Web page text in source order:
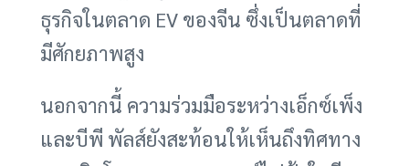
ธุรกิจในตลาด EV ของจีน ซึ่งเป็นตลาดที่
มีศักยภาพสูง
นอกจากนี้ ความร่วมมือระหว่างเอ็กซ์เพ็ง
และบีพี พัลส์ยังสะท้อนให้เห็นถึงทิศทาง